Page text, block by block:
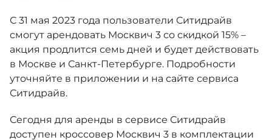
от 2 069 000 ₽*
Москвич 8
Практичный семиместный
кроссовер
Страховые программы
С 31 мая 2023 года пользователи Ситидрайв
смогут арендовать Москвич 3 со скидкой 15% –
акция продлится семь дней и будет действовать
в Москве и Санкт-Петербурге. Подробности
уточняйте в приложении и на сайте сервиса
Ситидрайв.
Сегодня для аренды в сервисе Ситидрайв
доступен кроссовер Москвич 3 в комплектации